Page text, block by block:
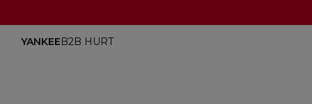
YANKEEB2B HURT